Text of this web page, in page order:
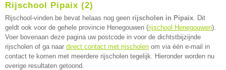
Rijschool Pipaix (2)
Rijschool-vinden.be bevat helaas nog geen rijscholen in Pipaix. Dit
geldt ook voor de gehele provincie Henegouwen (rijschool Henegouwen).
Voer bovenaan deze pagina uw postcode in voor de dichtstbijzijnde
rijscholen of ga naar direct contact met rijscholen om via één e-mail in
contact te komen met meerdere rijscholen tegelijk. Hieronder worden nu
overige resultaten getoond.